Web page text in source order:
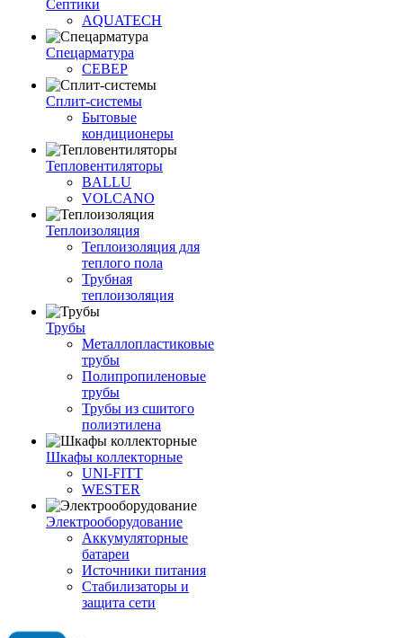
Септики
AQUATECH
Спецарматура
СЕВЕР
Сплит-системы
Бытовые
кондиционеры
Тепловентиляторы
BALLU
VOLCANO
Теплоизоляция
Теплоизоляция для
теплого пола
Трубная
теплоизоляция
Трубы
Металлопластиковые
трубы
Полипропиленовые
трубы
Трубы из сшитого
полиэтилена
Шкафы коллекторные
UNI-FITT
WESTER
Электрооборудование
Аккумуляторные
батареи
Источники питания
Стабилизаторы и
защита сети